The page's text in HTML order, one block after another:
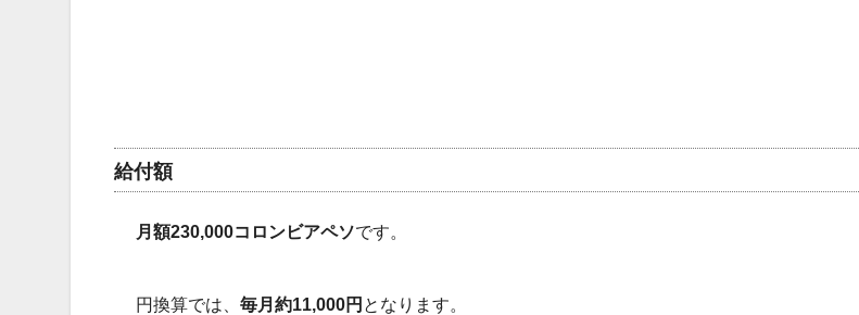
給付額
月額230,000コロンビアペソです。
円換算では、 毎月約11,000円 となります。